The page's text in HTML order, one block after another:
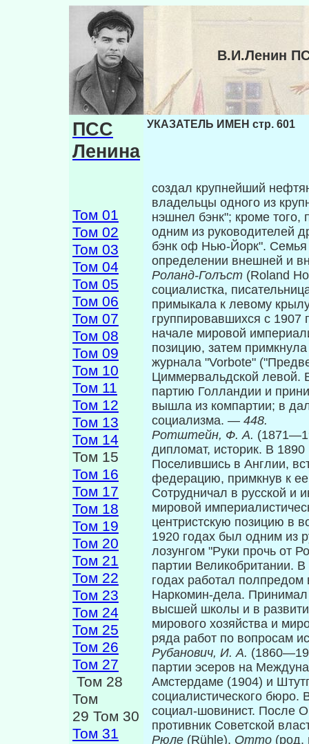
В.И.Ленин
ПСС
Ленина
Том 01
Том 02
Том 03
Том 04
Том 05
Том 06
Том 07
Том 08
Том 09
Том 10
Том 11
Том 12
Том 13
Том 14
Том 15
Том 16
Том 17
Том 18
Том 19
Том 20
Том 21
Том 22
Том 23
Том 24
Том 25
Том 26
Том 27
Том 28
Том
29 Том 30
Том 31
УКАЗАТЕЛЬ ИМЕН стр. 601
создал крупнейший
владельцы одного из
нэшнел бэнк"; кроме того,
одним из руководителей
бэнк оф Нью-Йорк".
определении внешней и
Роланд-Голъст (Roland
социалистка,
примыкала к левому
группировавшихся с 1907
начале мировой
позицию, затем
журнала "Vorbote"
Циммервальдской левой.
партию Голландии и
вышла из компартии; в
социализма. — 448.
Ротштейн, Ф. А.
дипломат, историк. В
Поселившись в Англии,
федерацию, примкнув к
Сотрудни­чал в русской и
мировой
центристскую позицию в
1920 годах был одним из
лозунгом "Руки прочь от
партии Великобритании.
годах работал
Наркомин-дела. Принимал
высшей школы и в
мирового хозяйства и
ряда работ по вопросам
Рубанович, И. А.
партии эсеров на
Амстердаме (1904) и
социалистического
социал-шовинист. После
противник Советской
Рюле (Rühle), Отто (род.